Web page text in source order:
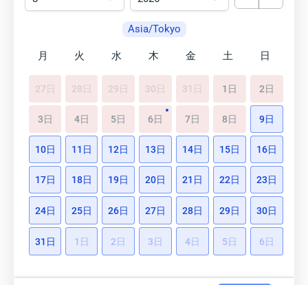
Asia/Tokyo
月 火 水 木 金 土 日
27日 28日 29日 30日 31日 1日 2日
3日 4日 5日 6日 7日 8日 9日
10日 11日 12日 13日 14日 15日 16日
17日 18日 19日 20日 21日 22日 23日
24日 25日 26日 27日 28日 29日 30日
31日 1日 2日 3日 4日 5日 6日